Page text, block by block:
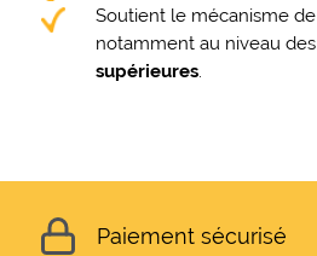
Soutient le mécanisme de
notamment au niveau des
supérieures.
Paiement sécurisé